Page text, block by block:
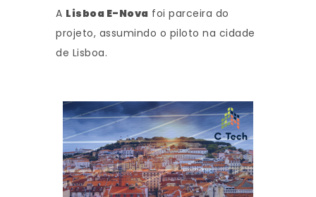
A Lisboa E-Nova foi parceira do
projeto, assumindo o piloto na cidade
de Lisboa.